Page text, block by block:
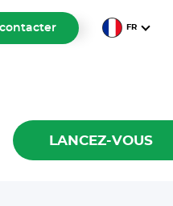
contacter FR
LANCEZ-VOUS